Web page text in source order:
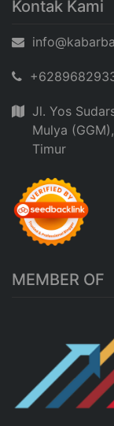
Kontak Kami
Jl. Yos
Mulya
Timur
MEMBER OF